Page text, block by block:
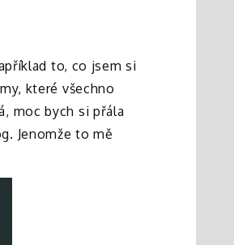
to, co jsem si
které všechno
moc bych si přála
Jenomže to mě